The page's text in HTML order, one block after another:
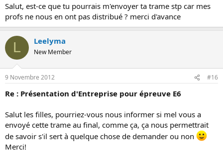
Salut, est-ce que tu pourrais m'envoyer ta trame stp car mes
profs ne nous en ont pas distribué ? merci d'avance
L Leelyma
New Member
9 Novembre 2012 #16
Re : Présentation d'Entreprise pour épreuve E6
Salut les filles, pourriez-vous nous informer si mel vous a
envoyé cette trame au final, comme ça, ça nous permettrait
de savoir s'il sert à quelque chose de demander ou non
Merci!